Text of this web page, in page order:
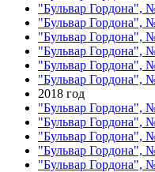
"Бульвар Гордона",
"Бульвар Гордона",
"Бульвар Гордона",
"Бульвар Гордона",
"Бульвар Гордона",
"Бульвар Гордона",
2018 год
"Бульвар Гордона",
"Бульвар Гордона",
"Бульвар Гордона",
"Бульвар Гордона",
"Бульвар Гордона",